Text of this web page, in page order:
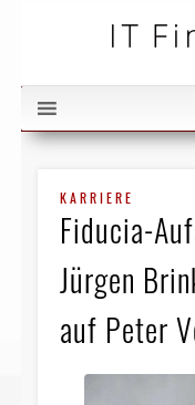
KARRIERE
Fiducia-
Jürgen
auf Peter